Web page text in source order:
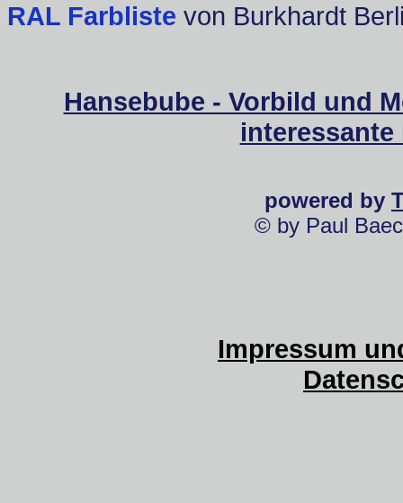
RAL Farbliste von Burkhardt
Hansebube - Vorbild und
powered by
© by Paul
Impressum